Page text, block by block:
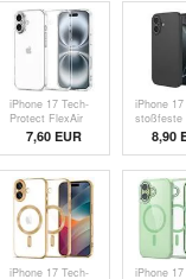
iPhone 17 Tech-
Protect FlexAir
TPU Hülle -
Durchsichtig
7,60 EUR
iPhone 17
stoßfeste
Schwarz
8,90
iPhone 17 Tech-
iPhone